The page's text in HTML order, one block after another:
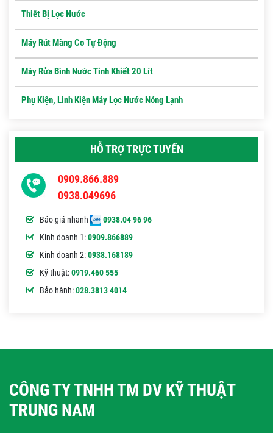
Thiết Bị Lọc Nước
Máy Rút Màng Co Tự Động
Máy Rửa Bình Nước Tinh Khiết 20 Lít
Phụ Kiện, Linh Kiện Máy Lọc Nước Nóng Lạnh
HỖ TRỢ TRỰC TUYẾN
0909.866.889
0938.049696
Báo giá nhanh
0938.04 96 96
Kinh doanh 1:0909.866889
Kinh doanh 2:0938.168189
Kỹ thuật:0919.460 555
Bảo hành:028.3813 4014
CÔNG TY TNHH TM DV KỸ THUẬT
TRUNG NAM